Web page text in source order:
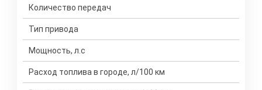
Количество передач
Тип привода
Мощность, л.с
Расход топлива в городе, л/100 км